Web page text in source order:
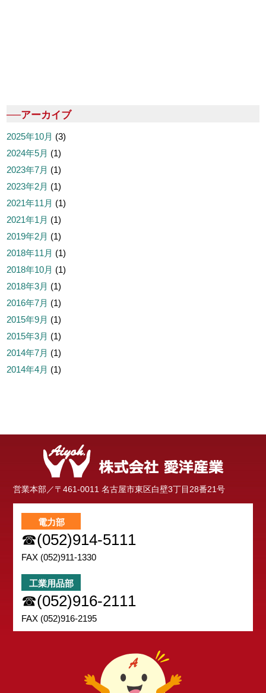
──アーカイブ
2025年10月 (3)
2024年5月 (1)
2023年7月 (1)
2023年2月 (1)
2021年11月 (1)
2021年1月 (1)
2019年2月 (1)
2018年11月 (1)
2018年10月 (1)
2018年3月 (1)
2016年7月 (1)
2015年9月 (1)
2015年3月 (1)
2014年7月 (1)
2014年4月 (1)
営業本部／ 〒461-0011名古屋市東区白壁3丁目28番21号
電力部
☎(052)914-5111
FAX (052)911-1330
工業用品部
☎(052)916-2111
FAX (052)916-2195